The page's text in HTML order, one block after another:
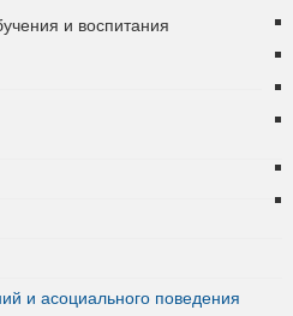
и воспитания
и асоциального поведения